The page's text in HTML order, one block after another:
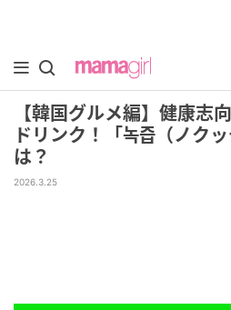
【韓国グルメ編】健康志
ドリンク！「녹즙（ノク
は？
2026.3.25